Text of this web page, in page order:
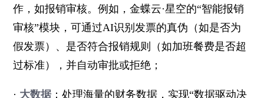
作，如报销审核。例如，金蝶云·星空的“智能报销
审核”模块，可通过AI识别发票的真伪（如是否为
假发票）、是否符合报销规则（如加班餐费是否超
过标准），并自动审批或拒绝；
· 大数据 ：处理海量的财务数据，实现“数据驱动决